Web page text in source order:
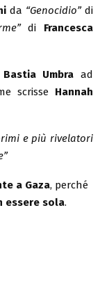
da “Genocidio”di
di Francesca
Umbra ad
scrisse Hannah
e più rivelatori
a Gaza, perché
essere sola.